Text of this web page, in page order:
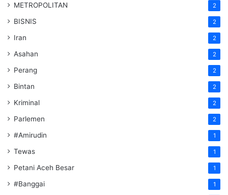
METROPOLITAN 2
BISNIS 2
Iran 2
Asahan 2
Perang 2
Bintan 2
Kriminal 2
Parlemen 2
#Amirudin 1
Tewas 1
Petani Aceh Besar 1
#Banggai 1